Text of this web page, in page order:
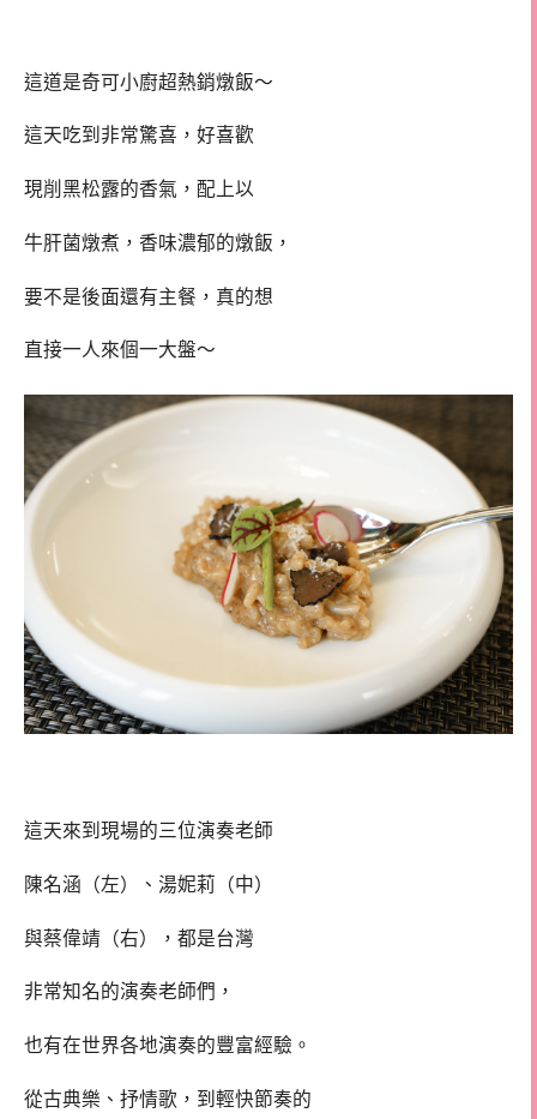
這道是奇可小廚超熱銷燉飯～
這天吃到非常驚喜，好喜歡
現削黑松露的香氣，配上以
牛肝菌燉煮，香味濃郁的燉飯，
要不是後面還有主餐，真的想
直接一人來個一大盤～
這天來到現場的三位演奏老師
陳名涵（左）、湯妮莉（中）
與蔡偉靖（右），都是台灣
非常知名的演奏老師們，
也有在世界各地演奏的豐富經驗。
從古典樂、抒情歌，到輕快節奏的